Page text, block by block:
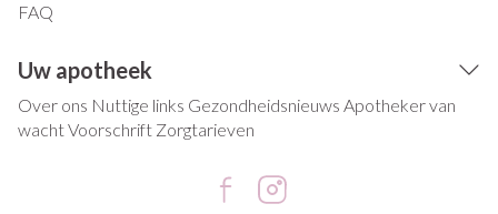
FAQ
Uw apotheek
Over ons Nuttige links Gezondheidsnieuws Apotheker van
wachtVoorschrift Zorgtarieven